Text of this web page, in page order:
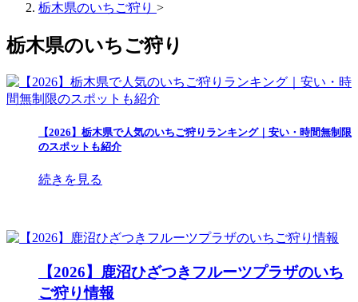
栃木県のいちご狩り >
栃木県のいちご狩り
【2026】栃木県で人気のいちご狩りランキング｜安い・時間無制限
のスポットも紹介
続きを見る
【2026】鹿沼ひざつきフルーツプラザのいち
ご狩り情報